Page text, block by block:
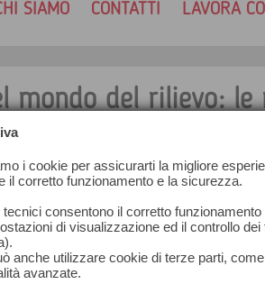
SIAMO CONTATTI LAVORA
mondo del rilievo:
da
di
negli
3D
Questa tecnologia
migliorando la produttività
Uno di questi settori è
utilizzati alcuni degli
Rilievo preciso e
prevenire situazioni di
costi operativi e consumi,
corretta manutenzione
punto per il mondo
i cookie per assicurarti la migliore
il corretto funzionamento e la sicurezza.
tecnici consentono il corretto
di visualizzazione ed il controllo
anche utilizzare cookie di terze parti,
avanzate.